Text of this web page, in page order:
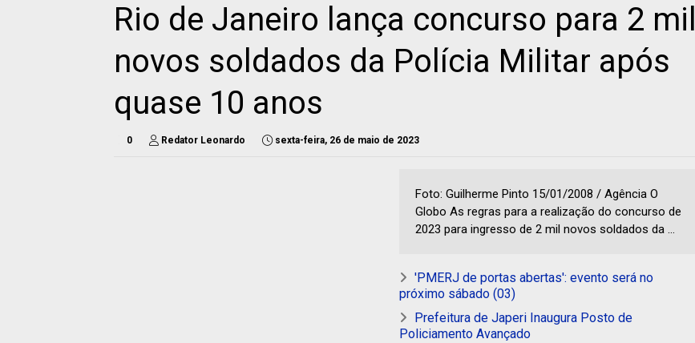
Rio de Janeiro lança concurso para 2 mil
novos soldados da Polícia Militar após
quase 10 anos
0 Redator Leonardo sexta-feira, 26 de maio de 2023
Foto: Guilherme Pinto 15/01/2008 / Agência O
Globo As regras para a realização do concurso de
2023 para ingresso de 2 mil novos soldados da ...
'PMERJ de portas abertas': evento será no
próximo sábado (03)
Prefeitura de Japeri Inaugura Posto de
Policiamento Avançado